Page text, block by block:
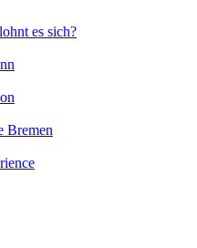
es sich?
Bremen